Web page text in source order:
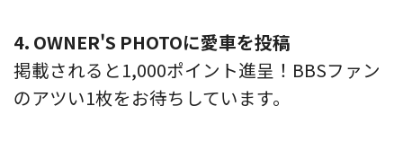
4. OWNER'S PHOTOに愛車を投稿
掲載されると1,000ポイント進呈！BBSファン
のアツい1枚をお待ちしています。